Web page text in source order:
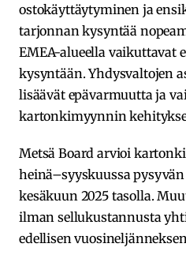
ostokäyttäytyminen ja
tarjonnan kysyntää
EMEA-alueella vaikuttavat
kysyntään. Yhdysvaltojen
lisäävät epävarmuutta ja
kartonkimyynnin
Metsä Board arvioi
heinä–syyskuussa
kesäkuun 2025 tasolla.
ilman sellukustannusta
edellisen